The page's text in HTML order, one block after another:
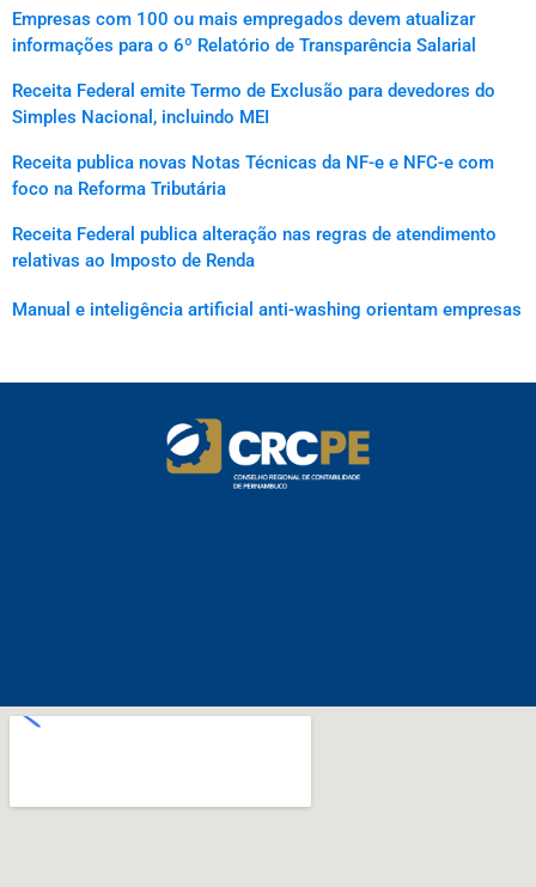
Empresas com 100 ou mais empregados devem atualizar
informações para o 6º Relatório de Transparência Salarial
Receita Federal emite Termo de Exclusão para devedores do
Simples Nacional, incluindo MEI
Receita publica novas Notas Técnicas da NF-e e NFC-e com
foco na Reforma Tributária
Receita Federal publica alteração nas regras de atendimento
relativas ao Imposto de Renda
Manual e inteligência artificial anti-washing orientam empresas